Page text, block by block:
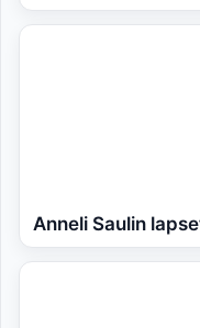
Anneli Saulin